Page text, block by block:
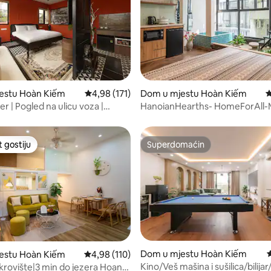
5, recenzija: 154
Hoàn Kiếm Prosječna ocjena: 4,98 od 5, recenzija: 171
4,98 (171)
| Pogled na ulicu voza |
Dom u mjestu Hoàn Kiếm
HanoianHearths- HomeForAll-
5, recenzija: 199
gostiju
gostiju
Hoàn Kiếm Prosječna ocjena: 4,98 od 5, recenzija: 110
4,98 (110)
min do jezera Hoan
Superdomaćin
Superdomaćin
Dom u mjestu Hoàn Kiếm
Kino/Veš mašina i sušilica/